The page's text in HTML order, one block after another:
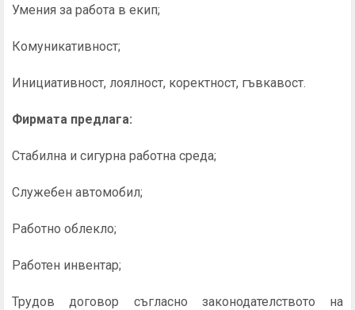
Умения за работа в екип;
Комуникативност;
Инициативност, лоялност, коректност, гъвкавост.
Фирмата предлага:
Стабилна и сигурна работна среда;
Служебен автомобил;
Работно облекло;
Работен инвентар;
Трудов договор съгласно законодателството на